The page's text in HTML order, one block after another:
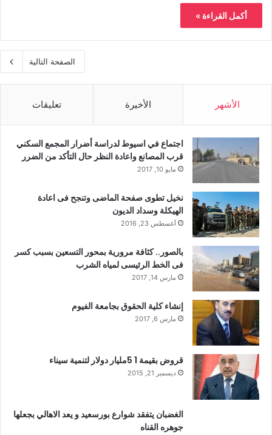
أكمل القراءة »
الصفحة التالية
الأشهر الأخيرة تعليقات
اجتماع في اسيوط لدراسة أضرار المجمع السكني
قرب المصانع واعادة النظر حال التأكد من الضرر
مايو 10, 2017
نخيل تطوى صفحة الماضى وتنجح فى اعادة
الهيكلة وسداد الديون
أغسطس 23, 2016
بالصور.. كثافة مرورية بمحور التسعين بسبب كسر
فى الخط الرئيسى لمياه الشرب
مارس 14, 2017
إنشاء كلية الحقوق بجامعة الفيوم
مارس 6, 2017
قروض بقيمة 1 5مليار دولار لتنمية سيناء
ديسمبر 21, 2015
الغضبان يتفقد شوارع بورسعيد و يعد الاهالي بجعلها
جوهره القناه